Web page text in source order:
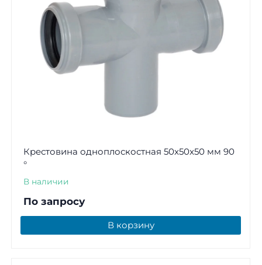
Крестовина одноплоскостная 50x50x50 мм 90
°
В наличии
По запросу
В корзину